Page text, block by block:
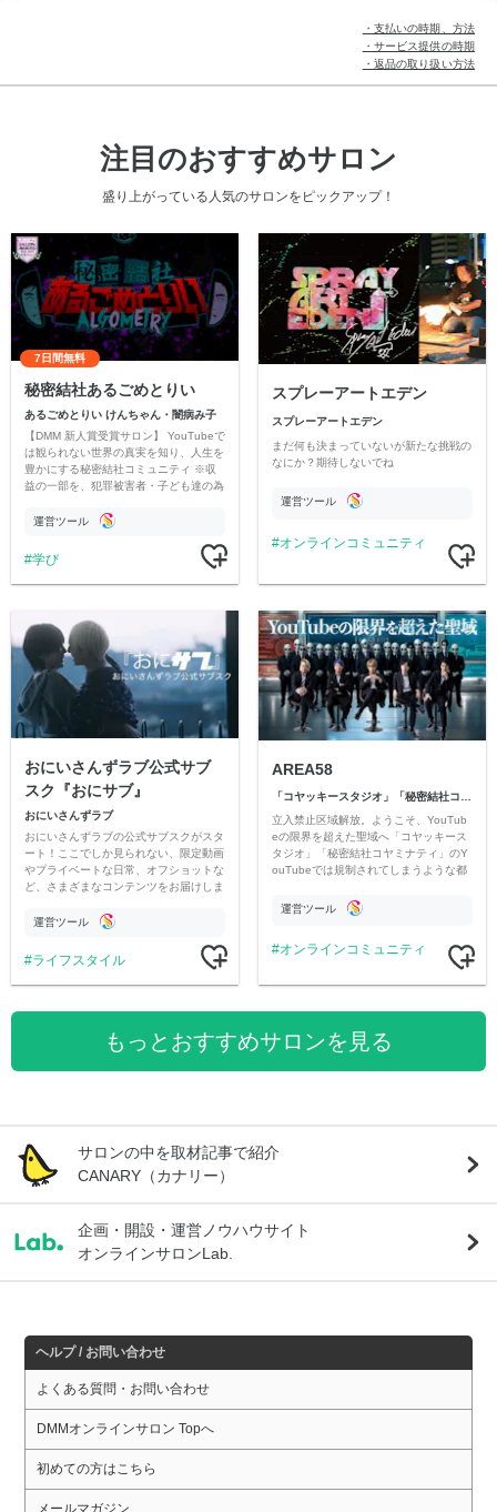
・支払いの時期、方法
・サービス提供の時期
・返品の取り扱い方法
注目のおすすめサロン
盛り上がっている人気のサロンをピックアップ！
7日間無料
秘密結社あるごめとりい
あるごめとりい けんちゃん・闇病み子
【DMM 新人賞受賞サロン】 YouTubeで
は観られない世界の真実を知り、人生を
豊かにする秘密結社コミュニティ ※収
益の一部を、犯罪被害者・子ども達の為
す運営ツール
学び
スプレーアートエデン
スプレーアートエデン
まだ何も決まっていないが新たな挑戦の
なにか？期待しないでね
運営ツール
オンラインコミュニティ
おにいさんずラブ公式サブ
スク『おにサブ』
おにいさんずラブ
おにいさんずラブの公式サブスクがスタ
ート！ここでしか見られない、限定動画
やプライベートな日常、オフショットな
ど、さまざまなコンテンツをお届けしま
運営ツール
ライフスタイル
AREA58
「コヤッキースタジオ」「秘密結社コヤミナティ」
立入禁止区域解放。ようこそ、YouTub
eの限界を超えた聖域へ「コヤッキース
タジオ」「秘密結社コヤミナティ」のY
ouTubeでは規制されてしまうような都
公開。
運営ツール
オンラインコミュニティ
もっとおすすめサロンを見る
サロンの中を取材記事で紹介
CANARY（カナリー）
企画・開設・運営ノウハウサイト
オンラインサロンLab.
ヘルプ / お問い合わせ
よくある質問・お問い合わせ
DMMオンラインサロン Topへ
初めての方はこちら
メールマガジン